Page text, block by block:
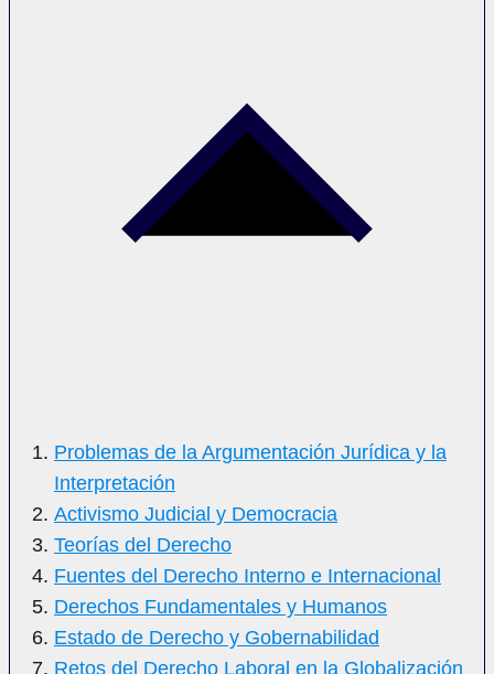
Problemas de la Argumentación Jurídica y la
Interpretación
Activismo Judicial y Democracia
Teorías del Derecho
Fuentes del Derecho Interno e Internacional
Derechos Fundamentales y Humanos
Estado de Derecho y Gobernabilidad
Retos del Derecho Laboral en la Globalización